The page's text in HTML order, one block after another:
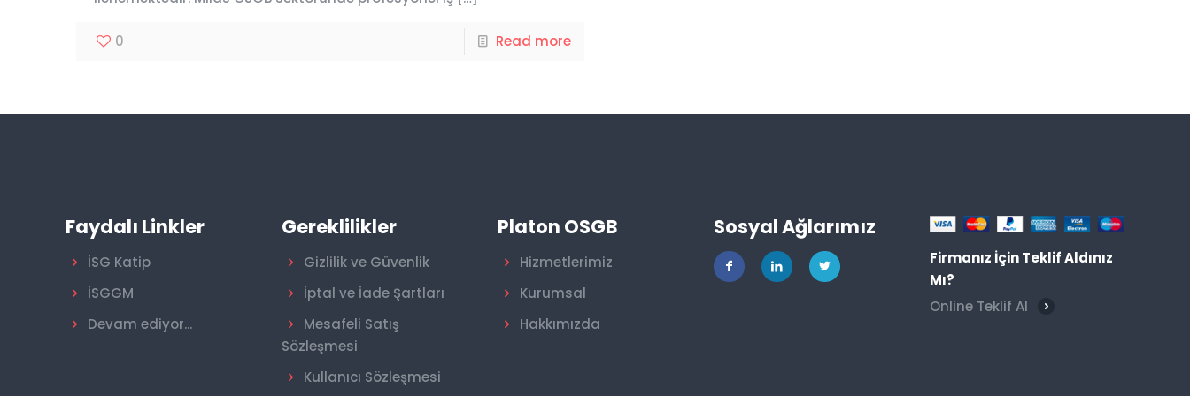
0 Read more
Faydalı Linkler
İSG Katip
İSGGM
Devam ediyor...
Gereklilikler
Gizlilik ve Güvenlik
İptal ve İade Şartları
Mesafeli Satış
Sözleşmesi
Kullanıcı Sözleşmesi
Platon OSGB
Hizmetlerimiz
Kurumsal
Hakkımızda
Sosyal Ağlarımız
Firmanız İçin Teklif Aldınız
Mı?
Online Teklif Al